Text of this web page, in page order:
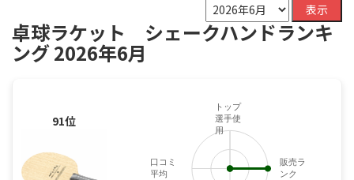
表示
卓球ラケット シェークハンドランキ
ング 2026年6月
91位
トップ
選手使
用
販売ラ
ンク
口コミ
平均